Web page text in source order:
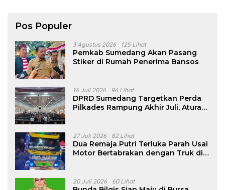
Pos Populer
3 Agustus 2026 125 Lihat
Pemkab Sumedang Akan Pasang
Stiker di Rumah Penerima Bansos
16 Juli 2026 96 Lihat
DPRD Sumedang Targetkan Perda
Pilkades Rampung Akhir Juli, Aturan
27 Juli 2026 82 Lihat
Dua Remaja Putri Terluka Parah Usai
Motor Bertabrakan dengan Truk di
20 Juli 2026 60 Lihat